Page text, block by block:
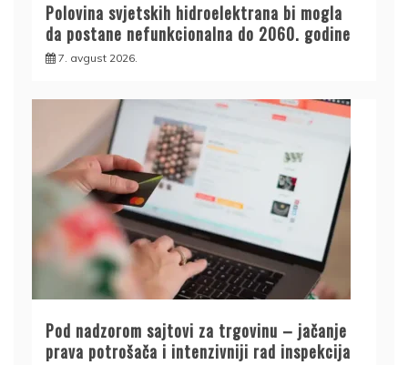
Polovina svjetskih hidroelektrana bi mogla
da postane nefunkcionalna do 2060. godine
7. avgust 2026.
Pod nadzorom sajtovi za trgovinu – jačanje
prava potrošača i intenzivniji rad inspekcija